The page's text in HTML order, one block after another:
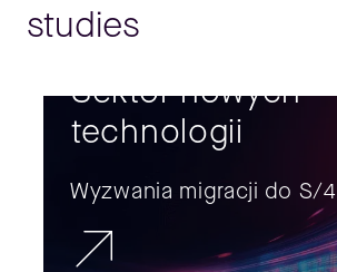
studies
Sektor nowych
technologii
Wyzwania migracji do S/4